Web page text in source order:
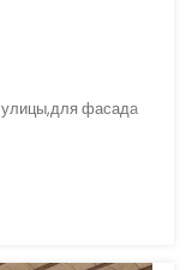
улицы,для фасада